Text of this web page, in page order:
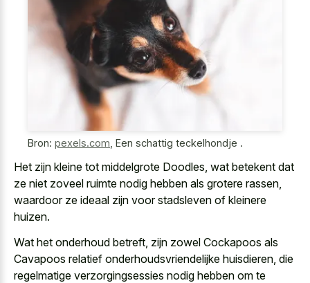
Bron: pexels.com Een schattig teckelhondje .
Het zijn kleine tot middelgrote Doodles, wat betekent dat
ze niet zoveel ruimte nodig hebben als grotere rassen,
waardoor ze ideaal zijn voor stadsleven of kleinere
huizen.
Wat het onderhoud betreft, zijn zowel Cockapoos als
Cavapoos relatief onderhoudsvriendelijke huisdieren, die
regelmatige verzorgingsessies nodig hebben om te